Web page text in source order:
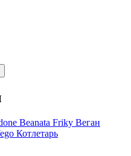
Beanata Friky Веган
Котлетарь